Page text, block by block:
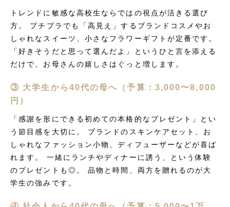
トレンドに敏感な高校生ならではの視点が活きる選び
方。 プチプラでも「高見え」するブランドコスメやお
しゃれなスイーツ、小さなフラワーギフトが定番です。
「好きそうだと思って選んだよ」というひと言を添える
だけで、お母さんの嬉しさはぐっと増します。
③ 大学生から40代の母へ（予算：3,000〜8,000
円）
「感謝を形にできる初めての本格的なプレゼント」とい
う節目感を大切に。 ブランドのスキンケアセット、お
しゃれなファッション小物、ディフューザーなどが喜ば
れます。 一緒にランチやディナーに誘う、という体験
のプレゼントも◎。 品物と時間、両方を贈れるのが大
学生の強みです。